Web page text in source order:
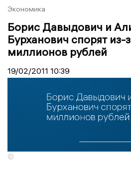
Экономика
Борис Давыдович и
Бурханович спорят из-
миллионов рублей
19/02/2011 10:39
©